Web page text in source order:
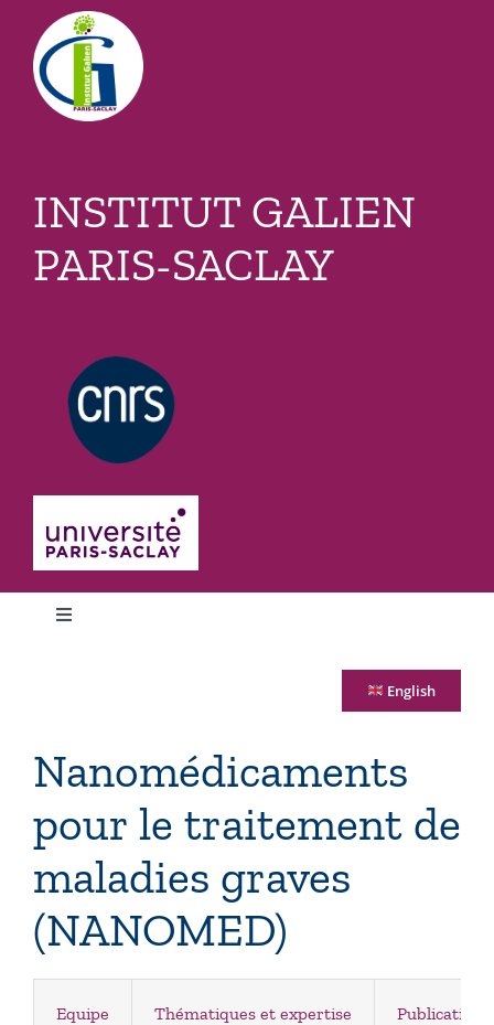
contenu
INSTITUT GALIEN
PARIS-SACLAY
Toggle
Services supports
Equipes
English
Nanomédicaments
pour le traitement de
maladies graves
(NANOMED)
Equipe Thématiques et expertise Publications